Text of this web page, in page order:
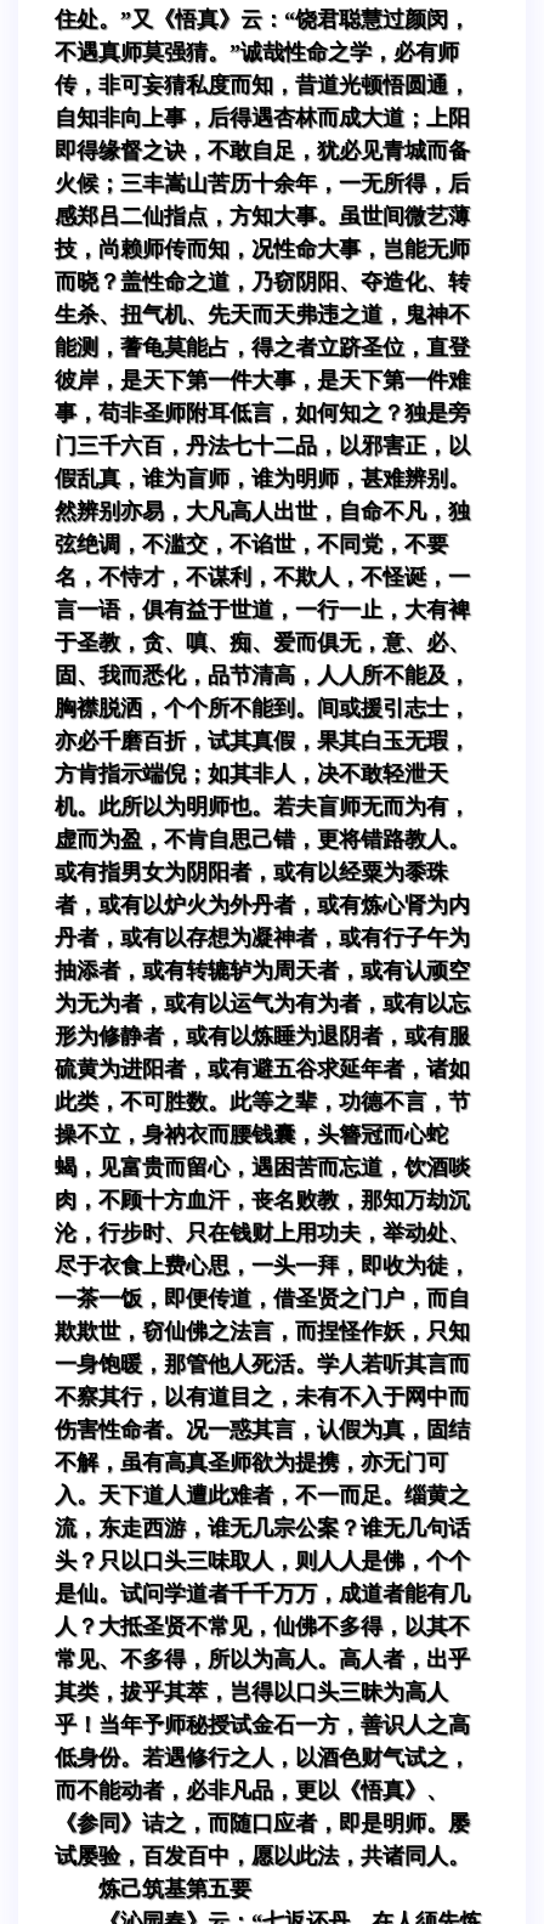
住处。”又《悟真》云：“饶君聪慧过颜闵，
不遇真师莫强猜。”诚哉性命之学，必有师
传，非可妄猜私度而知，昔道光顿悟圆通，
自知非向上事，后得遇杏林而成大道；上阳
即得缘督之诀，不敢自足，犹必见青城而备
火候；三丰嵩山苦历十余年，一无所得，后
感郑吕二仙指点，方知大事。虽世间微艺薄
技，尚赖师传而知，况性命大事，岂能无师
而晓？盖性命之道，乃窃阴阳、夺造化、转
生杀、扭气机、先天而天弗违之道，鬼神不
能测，蓍龟莫能占，得之者立跻圣位，直登
彼岸，是天下第一件大事，是天下第一件难
事，苟非圣师附耳低言，如何知之？独是旁
门三千六百，丹法七十二品，以邪害正，以
假乱真，谁为盲师，谁为明师，甚难辨别。
然辨别亦易，大凡高人出世，自命不凡，独
弦绝调，不滥交，不谄世，不同党，不要
名，不恃才，不谋利，不欺人，不怪诞，一
言一语，俱有益于世道，一行一止，大有裨
于圣教，贪、嗔、痴、爱而俱无，意、必、
固、我而悉化，品节清高，人人所不能及，
胸襟脱洒，个个所不能到。间或援引志士，
亦必千磨百折，试其真假，果其白玉无瑕，
方肯指示端倪；如其非人，决不敢轻泄天
机。此所以为明师也。若夫盲师无而为有，
虚而为盈，不肯自思己错，更将错路教人。
或有指男女为阴阳者，或有以经粟为黍珠
者，或有以炉火为外丹者，或有炼心肾为内
丹者，或有以存想为凝神者，或有行子午为
抽添者，或有转辘轳为周天者，或有认顽空
为无为者，或有以运气为有为者，或有以忘
形为修静者，或有以炼睡为退阴者，或有服
硫黄为进阳者，或有避五谷求延年者，诸如
此类，不可胜数。此等之辈，功德不言，节
操不立，身衲衣而腰钱囊，头簪冠而心蛇
蝎，见富贵而留心，遇困苦而忘道，饮酒啖
肉，不顾十方血汗，丧名败教，那知万劫沉
沦，行步时、只在钱财上用功夫，举动处、
尽于衣食上费心思，一头一拜，即收为徒，
一茶一饭，即便传道，借圣贤之门户，而自
欺欺世，窃仙佛之法言，而捏怪作妖，只知
一身饱暖，那管他人死活。学人若听其言而
不察其行，以有道目之，未有不入于网中而
伤害性命者。况一惑其言，认假为真，固结
不解，虽有高真圣师欲为提携，亦无门可
入。天下道人遭此难者，不一而足。缁黄之
流，东走西游，谁无几宗公案？谁无几句话
头？只以口头三味取人，则人人是佛，个个
是仙。试问学道者千千万万，成道者能有几
人？大抵圣贤不常见，仙佛不多得，以其不
常见、不多得，所以为高人。高人者，出乎
其类，拔乎其萃，岂得以口头三昧为高人
乎！当年予师秘授试金石一方，善识人之高
低身份。若遇修行之人，以酒色财气试之，
而不能动者，必非凡品，更以《悟真》、
《参同》诘之，而随口应者，即是明师。屡
试屡验，百发百中，愿以此法，共诸同人。
炼己筑基第五要